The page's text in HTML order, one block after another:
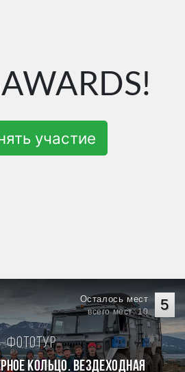
участие
5
Осталось мест
всего мест: 10
Фототур
КОЛЬЦО. Вездеходная